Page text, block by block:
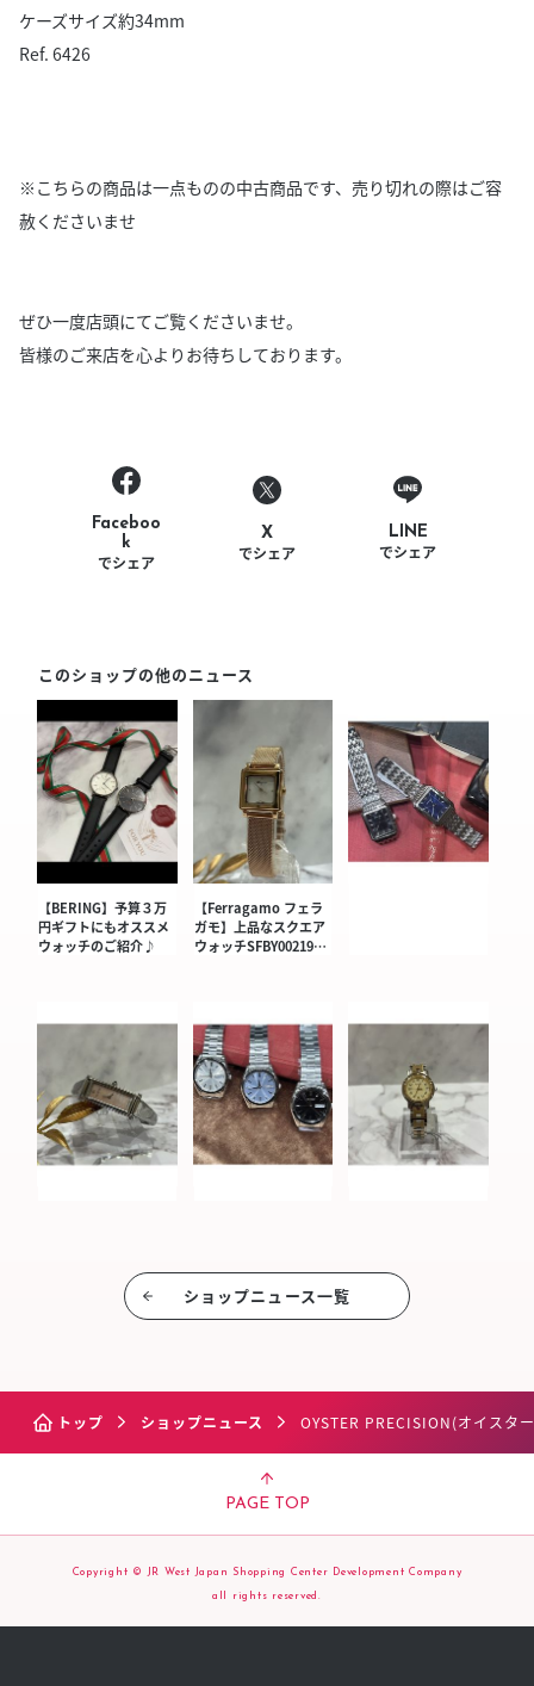
ケーズサイズ約34mm
Ref. 6426
※こちらの商品は一点ものの中古商品です、売り切れの際はご容
赦くださいませ
ぜひ一度店頭にてご覧くださいませ。
皆様のご来店を心よりお待ちしております。
Faceboo
k
でシェア
X
でシェア
LINE
でシェア
このショップの他のニュース
【BERING】予算３万
円ギフトにもオススメ
ウォッチのご紹介♪
【Ferragamo フェラ
ガモ】上品なスクエア
ウォッチSFBY00219…
ショップニュース⼀覧
トップ ショップニュース OYSTER PRECISION(オイスタ
PAGE TOP
Copyright © JR West Japan Shopping Center Development Company
all rights reserved.